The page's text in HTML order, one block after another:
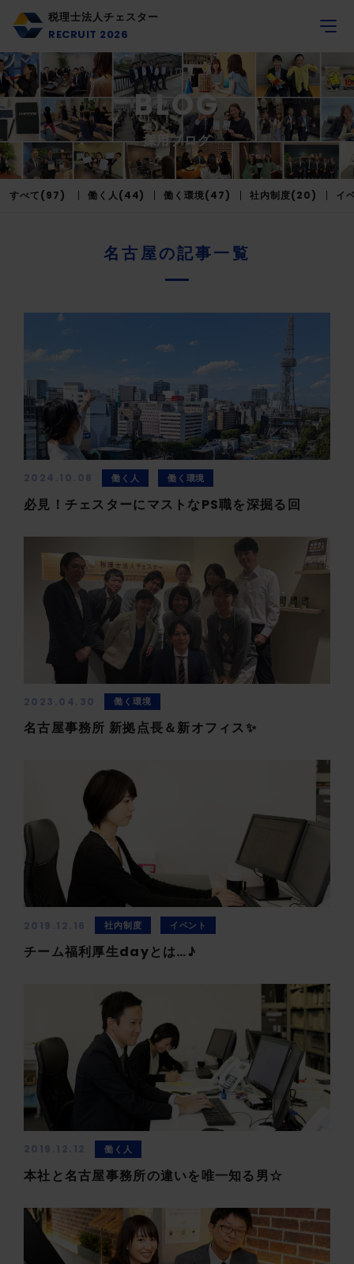
税理士法人チェスター
RECRUIT 2026
BLOG
採用ブログ
すべて(97) 働く人(44) 働く環境(47) 社内制度(20) イ
名古屋の記事一覧
2024.10.08 働く人 働く環境
必見！チェスターにマストなPS職を深掘る回
2023.04.30 働く環境
名古屋事務所 新拠点長＆新オフィス✨
2019.12.16 社内制度 イベント
チーム福利厚生dayとは…♪
2019.12.12 働く人
本社と名古屋事務所の違いを唯一知る男☆